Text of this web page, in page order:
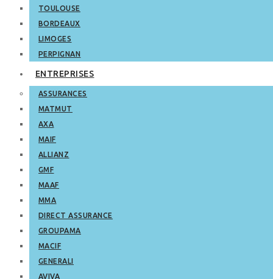
TOULOUSE
BORDEAUX
LIMOGES
PERPIGNAN
ENTREPRISES
ASSURANCES
MATMUT
AXA
MAIF
ALLIANZ
GMF
MAAF
MMA
DIRECT ASSURANCE
GROUPAMA
MACIF
GENERALI
AVIVA